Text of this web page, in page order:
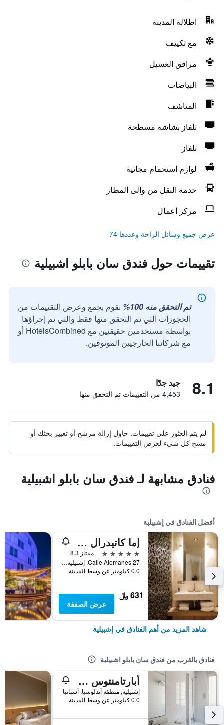
اطلالة المدينة
مع تكييف
مرافق الغسيل
البياضات
المناشف
تلفاز بشاشة مسطحة
تلفاز
لوازم استحمام مجانية
خدمة النقل من وإلى المطار
مركز أعمال
عرض جميع وسائل الراحة وعددها 74
تقييمات حول فندق سان بابلو اشبيلية
تم التحقق منه 100%
نقوم بجمع وعرض التقييمات من
الحجوزات التي تم التحقق منها فقط والتي تم إجراؤها
بواسطة مستخدمين حقيقيين مع HotelsCombined أو
مع شركائنا الخارجيين الموثوقين.
8.1 جيد جدًا
4,453 من التقييمات تم التحقق منها
لم يتم العثور على تقييمات. حاول إزالة مرشح أو تغيير بحثك أو
مسح كل شيء لعرض التقييمات.
فنادق مشابهة لـ فندق سان بابلو اشبيلية
أفضل الفنادق في إشبيلية
إما كاتيدرال ميرسر هوتل
5 نجوم
ممتاز 8.3
Calle Alemanes 27, إشبيلية, منطقة أندلوسيا, أسبانيا
0.0 كيلومتر عن وسط المدينة
631 ﷼
عرض الصفقة
شاهد المزيد من أهم الفنادق في إشبيلية
فنادق بالقرب من فندق سان بابلو اشبيلية
أبارتامنتوس فيرتيسي بيب رامبلا
إشبيلية, منطقة أندلوسيا, أسبانيا
0.0 كيلومتر عن وسط المدينة